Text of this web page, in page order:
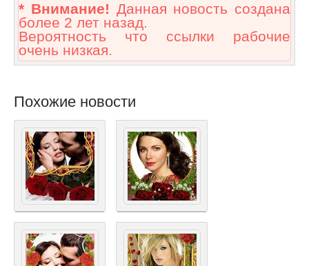
* Внимание! Данная новость создана
более 2 лет назад.
Вероятность что ссылки рабочие
очень низкая.
Похожие новости